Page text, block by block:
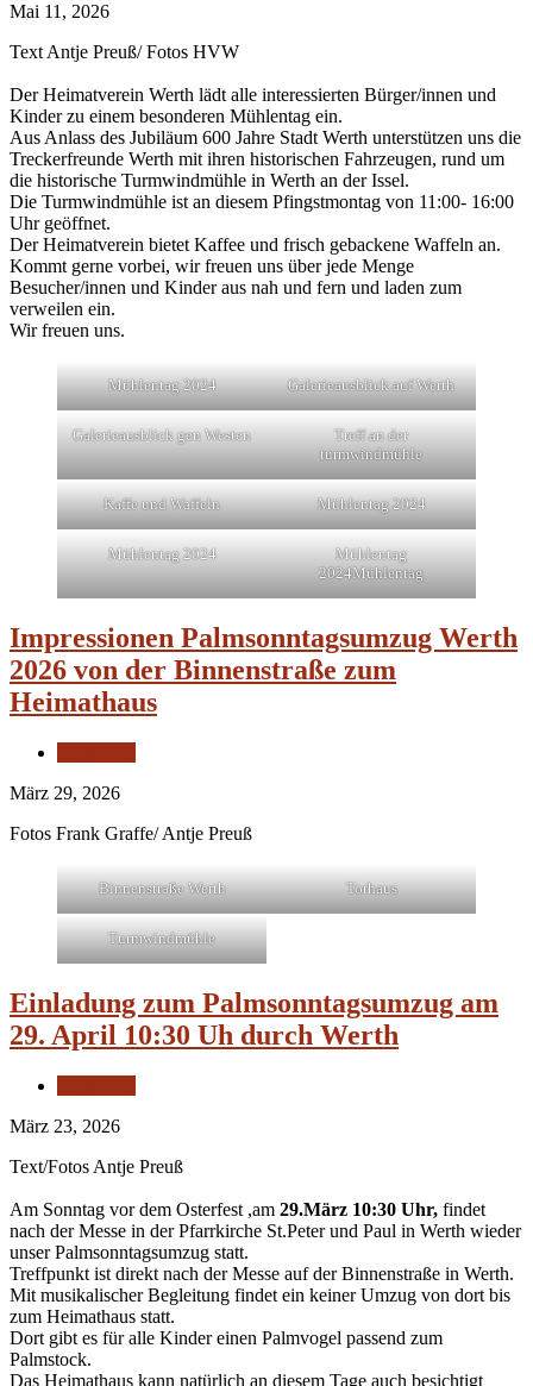
Mai 11, 2026
Text Antje Preuß/ Fotos HVW
Der Heimatverein Werth lädt alle interessierten Bürger/innen und
Kinder zu einem besonderen Mühlentag ein.
Aus Anlass des Jubiläum 600 Jahre Stadt Werth unterstützen uns die
Treckerfreunde Werth mit ihren historischen Fahrzeugen, rund um
die historische Turmwindmühle in Werth an der Issel.
Die Turmwindmühle ist an diesem Pfingstmontag von 11:00- 16:00
Uhr geöffnet.
Der Heimatverein bietet Kaffee und frisch gebackene Waffeln an.
Kommt gerne vorbei, wir freuen uns über jede Menge
Besucher/innen und Kinder aus nah und fern und laden zum
verweilen ein.
Wir freuen uns.
Mühlentag 2024 Galerieausblick auf Werth
Galerieausblick gen Westen
Treff an der
turmwindmühle
Kaffe und Waffeln Mühlentag 2024
Mühlentag 2024
Mühlentag
2024Mühlentag
Impressionen Palmsonntagsumzug Werth
2026 von der Binnenstraße zum
Heimathaus
März 29, 2026
Fotos Frank Graffe/ Antje Preuß
Binnenstraße Werth Torhaus
Turmwindmühle
Einladung zum Palmsonntagsumzug am
29. April 10:30 Uh durch Werth
März 23, 2026
Text/Fotos Antje Preuß
Am Sonntag vor dem Osterfest ,am 29.März 10:30 Uhr, findet
nach der Messe in der Pfarrkirche St.Peter und Paul in Werth wieder
unser Palmsonntagsumzug statt.
Treffpunkt ist direkt nach der Messe auf der Binnenstraße in Werth.
Mit musikalischer Begleitung findet ein keiner Umzug von dort bis
zum Heimathaus statt.
Dort gibt es für alle Kinder einen Palmvogel passend zum
Palmstock.
Das Heimathaus kann natürlich an diesem Tage auch besichtigt